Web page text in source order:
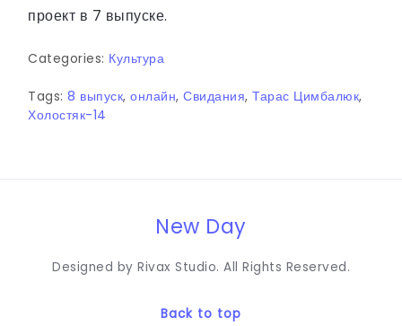
проект в 7 выпуске.
Categories: Культура
Tags: 8 выпуск, онлайн, Свидания, Тарас Цимбалюк,
Холостяк-14
New Day
Designed by Rivax Studio. All Rights Reserved.
Back to top